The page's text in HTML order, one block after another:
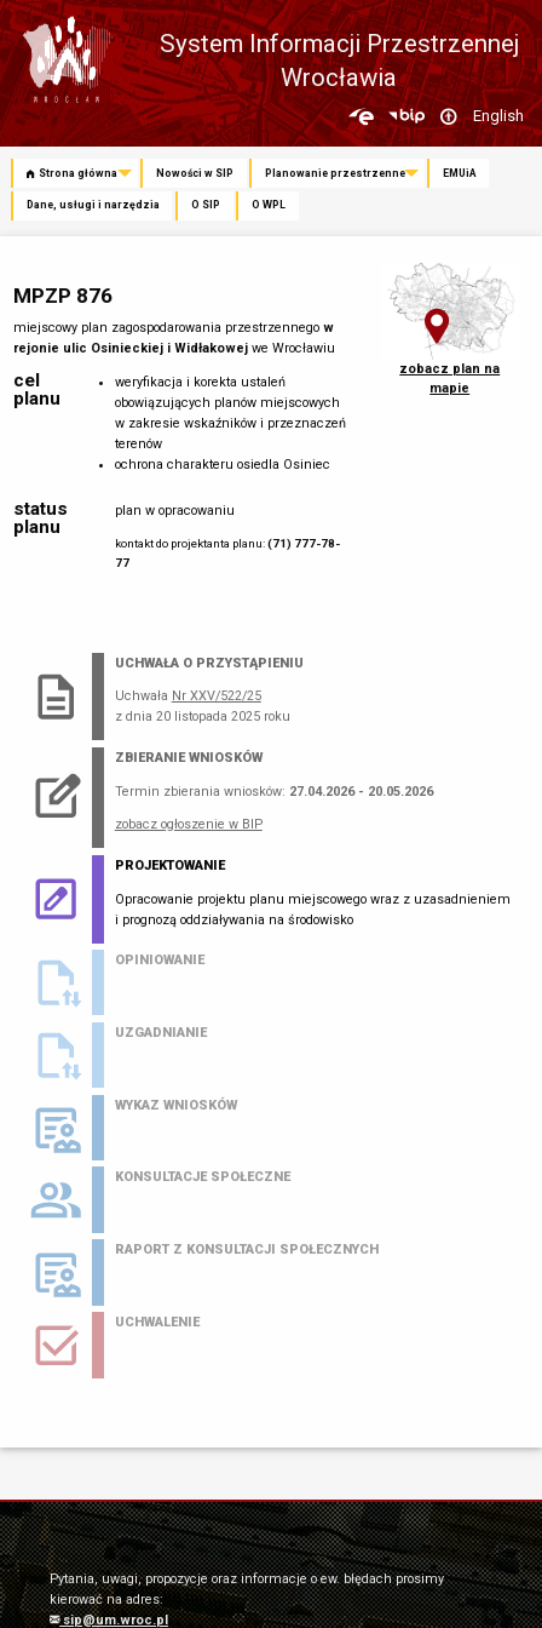
System Informacji Przestrzennej
Wrocławia
Zmień
język
English
Strona główna Nowości w SIP Planowanie przestrzenne EMUiA
Dane, usługi i narzędzia O SIP O WPL
MPZP 876
miejscowy plan zagospodarowania przestrzennegow
rejonie ulic Osinieckiej i Widłakowej we Wrocławiu
cel
planu
weryfikacja i korekta ustaleń
obowiązujących planów miejscowych
w zakresie wskaźników i przeznaczeń
terenów
ochrona charakteru osiedla Osiniec
status
planu
plan w opracowaniu
kontakt do projektanta planu:(71) 777-78-
77
zobacz plan na
mapie
UCHWAŁA O PRZYSTĄPIENIU
Uchwała Nr XXV/522/25
z dnia 20 listopada 2025 roku
ZBIERANIE WNIOSKÓW
Termin zbierania wniosków: 27.04.2026 - 20.05.2026
zobacz ogłoszenie w BIP
PROJEKTOWANIE
Opracowanie projektu planu miejscowego wraz z uzasadnieniem
i prognozą oddziaływania na środowisko
OPINIOWANIE
UZGADNIANIE
WYKAZ WNIOSKÓW
KONSULTACJE SPOŁECZNE
RAPORT Z KONSULTACJI SPOŁECZNYCH
UCHWALENIE
Pytania, uwagi, propozycje oraz informacje o ew. błędach prosimy
kierować na adres:
sip@um.wroc.pl